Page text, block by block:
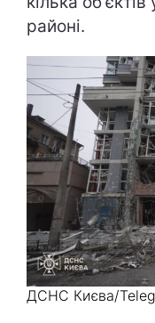
районі.
ДСНС Києва/